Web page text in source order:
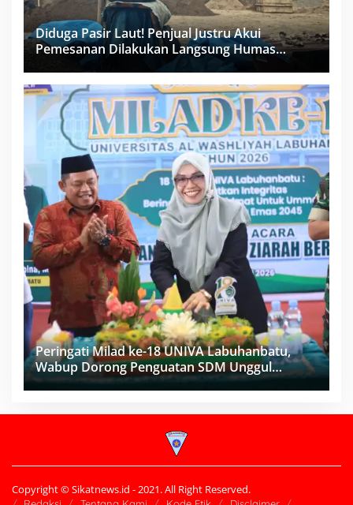
Diduga Pasir Laut! Penjual Justru Akui
Pemesanan Dilakukan Langsung Humas
Peringati Milad ke-18 UNIVA Labuhanbatu,
Wabup Dorong Penguatan SDM Unggul
Menuju Indonesia Emas 2045
Copyright © Sikatnews.id - 2021. All Right Reserved.